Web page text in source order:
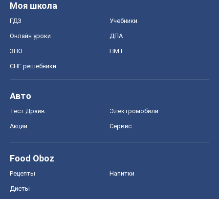
Моя школа
ГДЗ Учебники
Онлайн уроки ДПА
ЗНО НМТ
СНГ решебники
Авто
Тест Драйв Электромобили
Акции Сервис
Food Oboz
Рецепты Напитки
Диеты